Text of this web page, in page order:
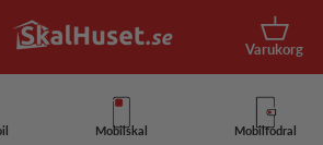
Korg
Varukorg
Mobilskal Mobilfodral